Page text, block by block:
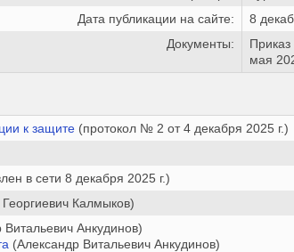
Дата публикации на сайте:
8
Документы:
мая
к защите (протокол № 2 от 4 декабря 2025 г.)
в сети 8 декабря 2025 г.)
Калмыков)
Витальевич Анкудинов)
(Александр Витальевич Анкудинов)